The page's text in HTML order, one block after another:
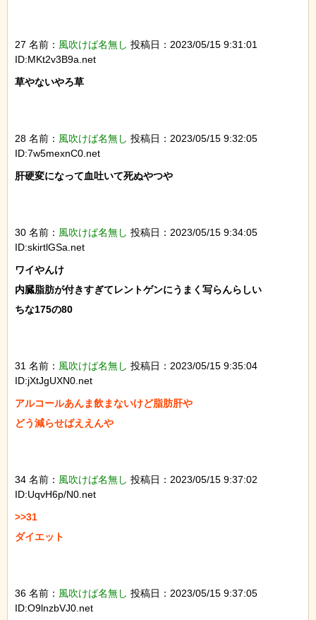
27 名前： 風吹けば名無し 投稿日：2023/05/15 9:31:01
ID:MKt2v3B9a.net
草やないやろ草
28 名前： 風吹けば名無し 投稿日：2023/05/15 9:32:05
ID:7w5mexnC0.net
肝硬変になって血吐いて死ぬやつや
30 名前： 風吹けば名無し 投稿日：2023/05/15 9:34:05
ID:skirtlGSa.net
ワイやんけ
内臓脂肪が付きすぎてレントゲンにうまく写らんらしい
ちな175の80
31 名前： 風吹けば名無し 投稿日：2023/05/15 9:35:04
ID:jXtJgUXN0.net
アルコールあんま飲まないけど脂肪肝や
どう減らせばええんや
34 名前： 風吹けば名無し 投稿日：2023/05/15 9:37:02
ID:UqvH6p/N0.net
>>31
ダイエット
36 名前： 風吹けば名無し 投稿日：2023/05/15 9:37:05
ID:O9lnzbVJ0.net